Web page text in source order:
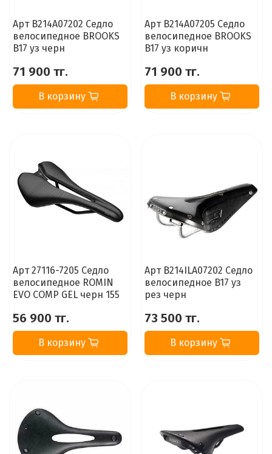
Арт B214A07202 Седло
велосипедное BROOKS
B17 уз черн
71 900 тг.
В корзину
Арт B214A07205 Седло
велосипедное BROOKS
B17 уз коричн
71 900 тг.
В корзину
Арт 27116-7205 Седло
велосипедное ROMIN
EVO COMP GEL черн 155
56 900 тг.
В корзину
Арт B214ILA07202 Седло
велосипедное B17 уз
рез черн
73 500 тг.
В корзину